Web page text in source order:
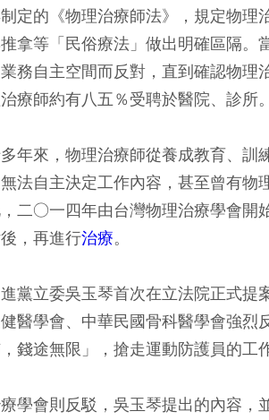
定的《物理治療師法》，規定物
拿等「民俗療法」做出明確區隔
務自主空間而反對，直到確認物
療師約有八五％受聘於醫院、診所。
年來，物理治療師從養成教育、
法自主決定工作內容，甚至曾有
二○一四年由台灣物理治療學會開
，再進行治療。
黨立委吳玉琴首次在立法院正式
醫學會、中華民國骨科醫學會強
，錢途無限」，搶走運動防護員的
學會則反駁，吳玉琴提出的內容，